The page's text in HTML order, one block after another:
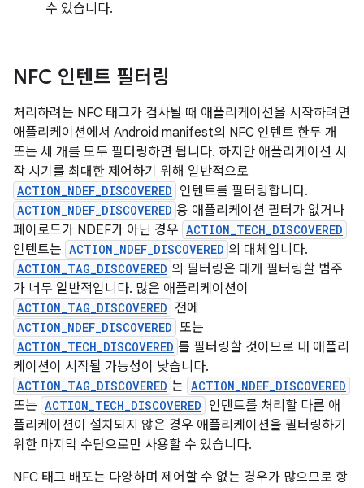
수 있습니다.
NFC 인텐트 필터링
처리하려는 NFC 태그가 검사될 때 애플리케이션을 시작하려면
애플리케이션에서 Android manifest의 NFC 인텐트 한두 개
또는 세 개를 모두 필터링하면 됩니다. 하지만 애플리케이션 시
작 시기를 최대한 제어하기 위해 일반적으로
ACTION_NDEF_DISCOVERED 인텐트를 필터링합니다.
ACTION_NDEF_DISCOVERED 용 애플리케이션 필터가 없거나
페이로드가 NDEF가 아닌 경우 ACTION_TECH_DISCOVERED
인텐트는 ACTION_NDEF_DISCOVERED 의 대체입니다.
ACTION_TAG_DISCOVERED 의 필터링은 대개 필터링할 범주
가 너무 일반적입니다. 많은 애플리케이션이
ACTION_TAG_DISCOVERED 전에
ACTION_NDEF_DISCOVERED 또는
ACTION_TECH_DISCOVERED 를 필터링할 것이므로 내 애플리
케이션이 시작될 가능성이 낮습니다.
ACTION_TAG_DISCOVERED 는 ACTION_NDEF_DISCOVERED
또는 ACTION_TECH_DISCOVERED 인텐트를 처리할 다른 애
플리케이션이 설치되지 않은 경우 애플리케이션을 필터링하기
위한 마지막 수단으로만 사용할 수 있습니다.
NFC 태그 배포는 다양하며 제어할 수 없는 경우가 많으므로 항